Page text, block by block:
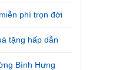
phí trọn đời
tặng hấp dẫn
Bình Hưng